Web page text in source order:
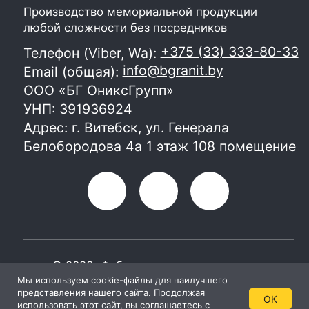
Мы используем cookie-файлы для наилучшего
представления нашего сайта. Продолжая
использовать этот сайт, вы соглашаетесь с
ОК